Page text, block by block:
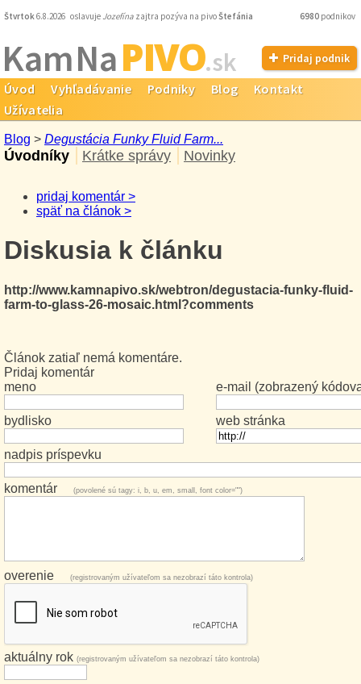
Štvrtok6.8.2026 oslavuje Jozefína zajtra pozýva na pivoŠtefánia 6980 podnikov
Kam NaPIVO.sk Pridaj podnik
Úvod Vyhľadávanie Podniky Blog
Kontakt
Užívatelia
Blog > Degustácia Funky Fluid Farm...
Úvodníky Krátke správy Novinky
pridaj komentár >
späť na článok >
Diskusia k článku
http://www.kamnapivo.sk/webtron/degustacia-funky-fluid-
farm-to-glass-26-mosaic.html?comments
Článok zatiaľ nemá komentáre.
Pridaj komentár
meno
bydlisko
e-mail (zobrazený
web stránka
nadpis príspevku
komentár (povolené sú tagy: i, b, u, em, small, font color="")
overenie (registrovaným užívateľom sa nezobrazí táto kontrola)
aktuálny rok (registrovaným užívateľom sa nezobrazí táto kontrola)